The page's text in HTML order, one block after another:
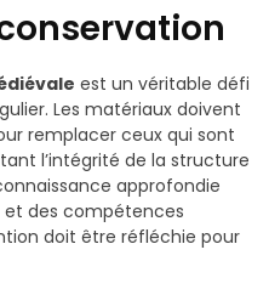
est un véritable défi
Les matériaux doivent
remplacer ceux qui sont
l’intégrité de la structure
approfondie
des compétences
doit être réfléchie pour